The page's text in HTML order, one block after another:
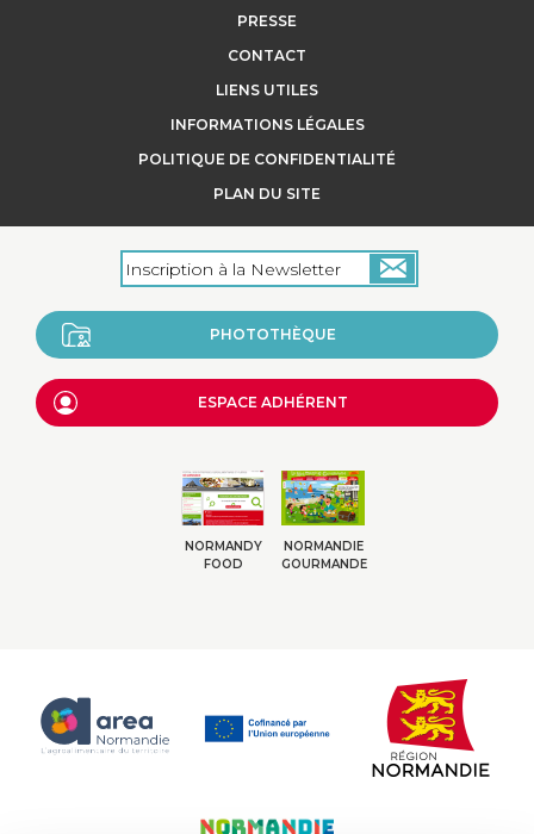
PRESSE
CONTACT
LIENS UTILES
INFORMATIONS LÉGALES
POLITIQUE DE CONFIDENTIALITÉ
PLAN DU SITE
PHOTOTHÈQUE
ESPACE ADHÉRENT
NORMANDY
FOOD
NORMANDIE
GOURMANDE